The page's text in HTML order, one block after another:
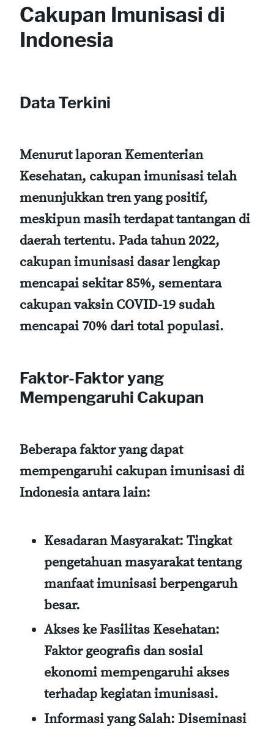
Cakupan Imunisasi di
Indonesia
Data Terkini
Menurut laporan Kementerian
Kesehatan, cakupan imunisasi telah
menunjukkan tren yang positif,
meskipun masih terdapat tantangan di
daerah tertentu. Pada tahun 2022,
cakupan imunisasi dasar lengkap
mencapai sekitar 85%, sementara
cakupan vaksin COVID-19 sudah
mencapai 70% dari total populasi.
Faktor-Faktor yang
Mempengaruhi Cakupan
Beberapa faktor yang dapat
mempengaruhi cakupan imunisasi di
Indonesia antara lain:
Kesadaran Masyarakat: Tingkat
pengetahuan masyarakat tentang
manfaat imunisasi berpengaruh
besar.
Akses ke Fasilitas Kesehatan:
Faktor geografis dan sosial
ekonomi mempengaruhi akses
terhadap kegiatan imunisasi.
Informasi yang Salah: Diseminasi